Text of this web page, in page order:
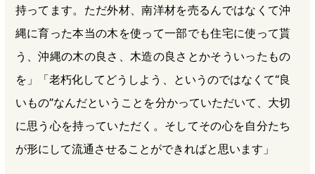
持ってます。ただ外材、南洋材を売るんではなくて沖
縄に育った本当の木を使って一部でも住宅に使って貰
う、沖縄の木の良さ、木造の良さとかそういったもの
を」「老朽化してどうしよう、というのではなくて“良
いもの”なんだということを分かっていただいて、大切
に思う心を持っていただく。そしてその心を自分たち
が形にして流通させることができればと思います」